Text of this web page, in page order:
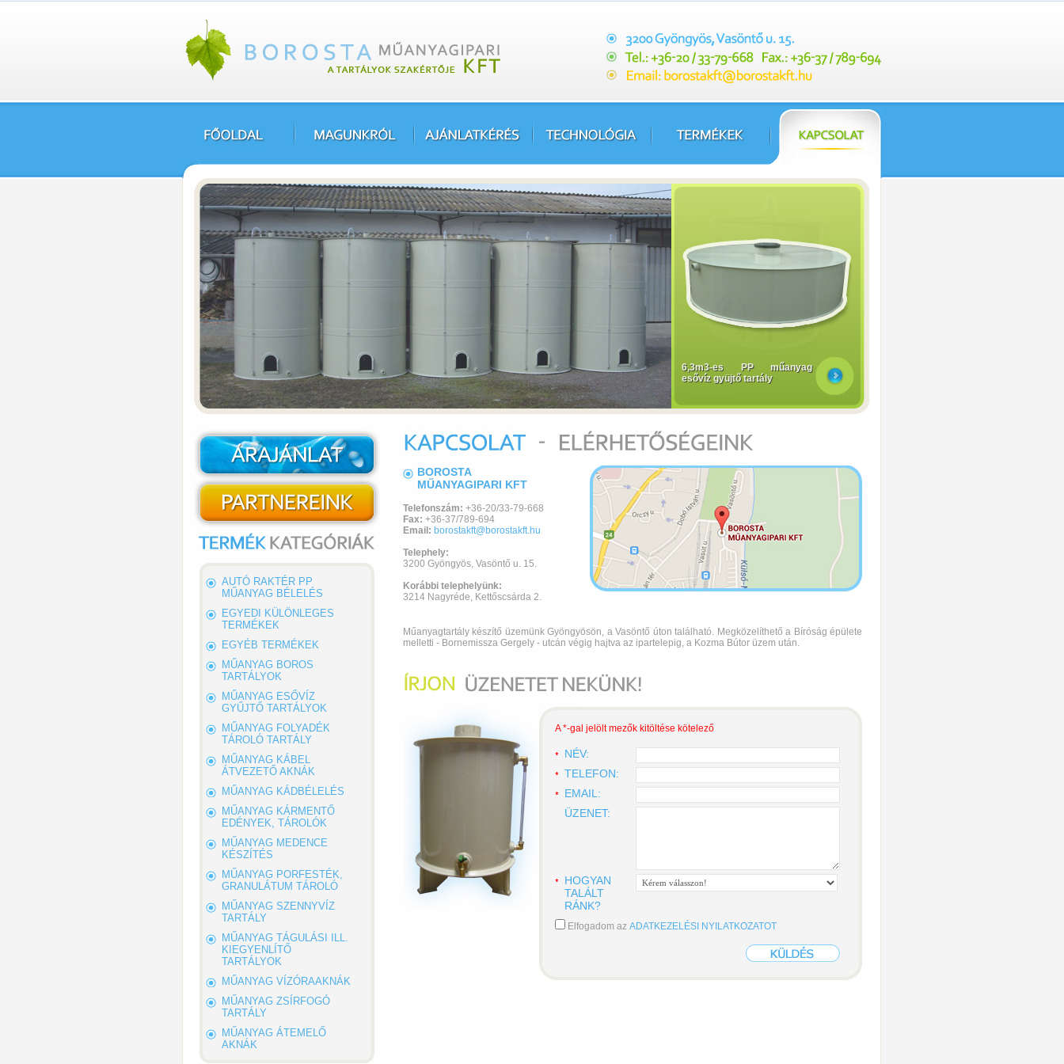
6,3m3-es PP műanyag
esővíz gyüjtő tartály
AUTÓ RAKTÉR PP
MŰANYAG BÉLELÉS
EGYEDI KÜLÖNLEGES
TERMÉKEK
EGYÉB TERMÉKEK
MŰANYAG BOROS
TARTÁLYOK
MŰANYAG ESŐVÍZ
GYŰJTŐ TARTÁLYOK
MŰANYAG FOLYADÉK
TÁROLÓ TARTÁLY
MŰANYAG KÁBEL
ÁTVEZETŐ AKNÁK
MŰANYAG KÁDBÉLELÉS
MŰANYAG KÁRMENTŐ
EDÉNYEK, TÁROLÓK
MŰANYAG MEDENCE
KÉSZÍTÉS
MŰANYAG PORFESTÉK,
GRANULÁTUM TÁROLÓ
MŰANYAG SZENNYVÍZ
TARTÁLY
MŰANYAG TÁGULÁSI ILL.
KIEGYENLÍTŐ
TARTÁLYOK
MŰANYAG VÍZÓRAAKNÁK
MŰANYAG ZSÍRFOGÓ
TARTÁLY
MŰANYAG ÁTEMELŐ
AKNÁK
BOROSTA
MŰANYAGIPARI KFT
Telefonszám: +36-20/33-79-668
Fax: +36-37/789-694
Email: borostakft@borostakft.hu
Telephely:
3200 Gyöngyös, Vasöntő u. 15.
Korábbi telephelyünk:
3214 Nagyréde, Kettőscsárda 2.
Műanyagtartály készítő üzemünk Gyöngyösön, a Vasöntő úton található. Megközelíthető a Bíróság épülete
melletti - Bornemissza Gergely - utcán végig hajtva az ipartelepig, a Kozma Bútor üzem után.
A *-gal jelölt mezők kitöltése kötelező
NÉV:
TELEFON:
EMAIL:
ÜZENET:
HOGYAN
TALÁLT
RÁNK?
Elfogadom az ADATKEZELÉSI NYILATKOZATOT